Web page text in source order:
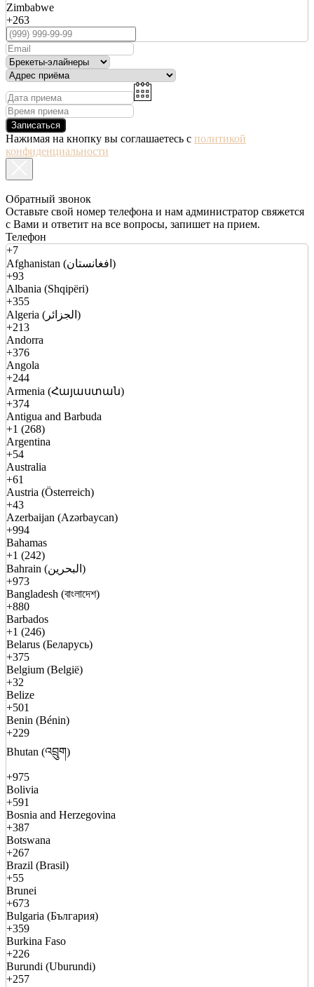
Zimbabwe
+263
Записаться
Нажимая на кнопку вы соглашаетесь с политикой
конфиденциальности
Обратный звонок
Оставьте свой номер телефона и нам администратор свяжется
с Вами и ответит на все вопросы, запишет на прием.
Телефон
+7
Afghanistan (افغانستان)
+93
Albania (Shqipëri)
+355
Algeria (الجزائر)
+213
Andorra
+376
Angola
+244
Armenia (Հայաստան)
+374
Antigua and Barbuda
+1 (268)
Argentina
+54
Australia
+61
Austria (Österreich)
+43
Azerbaijan (Azərbaycan)
+994
Bahamas
+1 (242)
Bahrain (البحرين)
+973
Bangladesh (বাংলাদেশ)
+880
Barbados
+1 (246)
Belarus (Беларусь)
+375
Belgium (België)
+32
Belize
+501
Benin (Bénin)
+229
Bhutan (འབྲུག)
+975
Bolivia
+591
Bosnia and Herzegovina
+387
Botswana
+267
Brazil (Brasil)
+55
Brunei
+673
Bulgaria (България)
+359
Burkina Faso
+226
Burundi (Uburundi)
+257